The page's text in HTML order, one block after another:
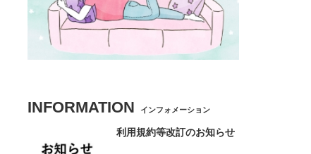
INFORMATION インフォメーション
利用規約等改訂のお知らせ